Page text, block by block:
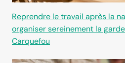
Reprendre le travail après la
organiser sereinement la
Carquefou